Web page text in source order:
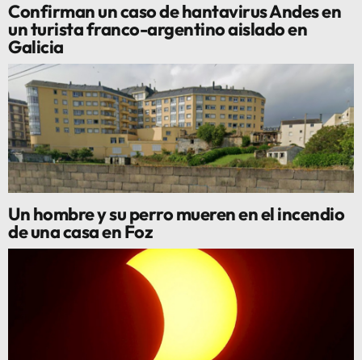
Confirman un caso de hantavirus Andes en
un turista franco-argentino aislado en
Galicia
Un hombre y su perro mueren en el incendio
de una casa en Foz